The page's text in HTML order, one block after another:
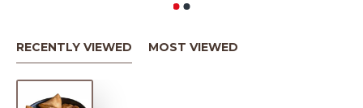
RECENTLY VIEWED MOST VIEWED